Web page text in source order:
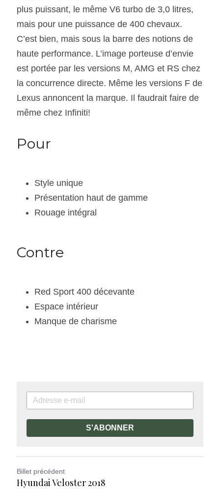
plus puissant, le même V6 turbo de 3,0 litres,
mais pour une puissance de 400 chevaux.
C’est bien, mais sous la barre des notions de
haute performance. L’image porteuse d’envie
est portée par les versions M, AMG et RS chez
la concurrence directe. Même les versions F de
Lexus annoncent la marque. Il faudrait faire de
même chez Infiniti!
Pour
Style unique
Présentation haut de gamme
Rouage intégral
Contre
Red Sport 400 décevante
Espace intérieur
Manque de charisme
S'ABONNER
Billet précédent
Hyundai Veloster 2018